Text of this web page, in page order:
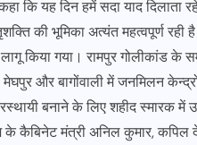
कि यह दिन हमें सदा याद दिलाता
की भूमिका अत्यंत महत्वपूर्ण
किया गया। रामपुर गोलीकांड के
और बागोंवाली में जनमिलन
बनाने के लिए शहीद स्मारक में
के कैबिनेट मंत्री अनिल कुमार, कपिल